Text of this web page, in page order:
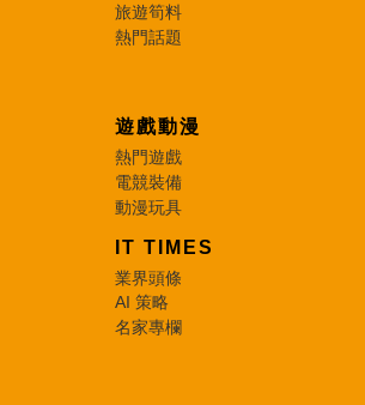
旅遊筍料
熱門話題
遊戲動漫
熱門遊戲
電競裝備
動漫玩具
IT TIMES
業界頭條
AI 策略
名家專欄